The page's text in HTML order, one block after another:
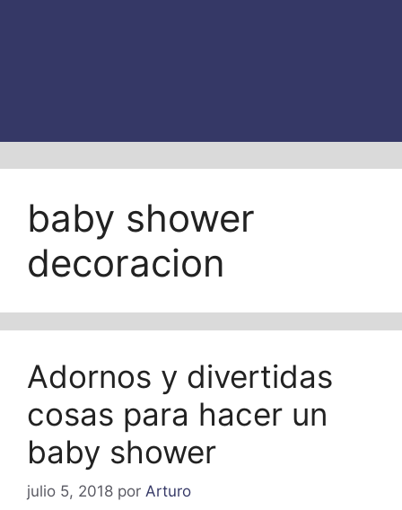
baby shower
decoracion
Adornos y divertidas
cosas para hacer un
baby shower
julio 5, 2018 por Arturo